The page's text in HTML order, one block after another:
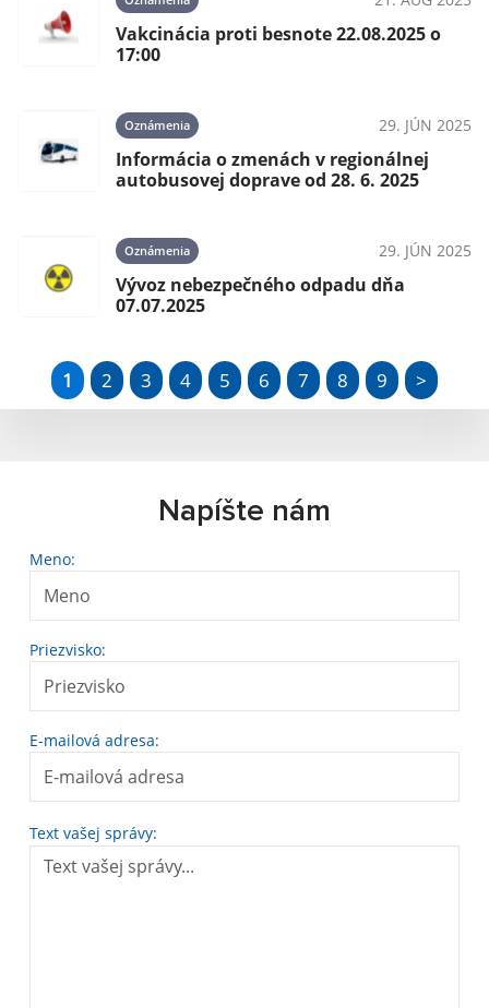
Vakcinácia proti besnote 22.08.2025 o
17:00
Oznámenia 29. JÚN 2025
Informácia o zmenách v regionálnej
autobusovej doprave od 28. 6. 2025
Oznámenia 29. JÚN 2025
Vývoz nebezpečného odpadu dňa
07.07.2025
1 2 3 4 5 6 7 8 9 >
Napíšte nám
Meno:
Priezvisko:
E-mailová adresa:
Text vašej správy: